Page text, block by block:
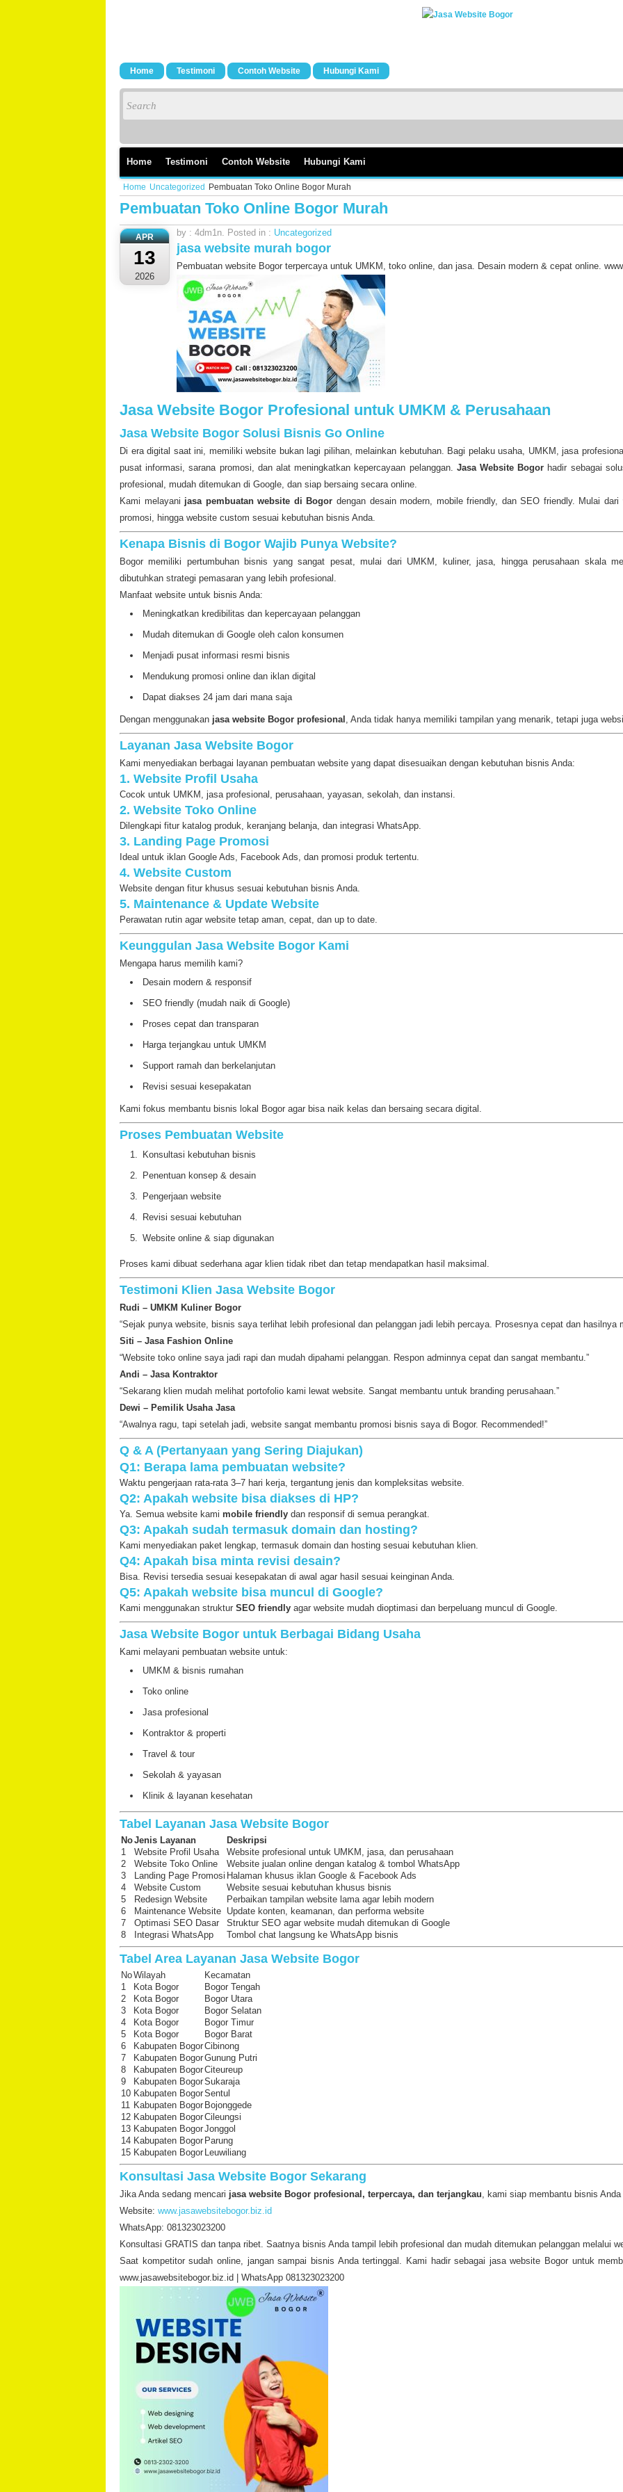
Home Testimoni Contoh Website Hubungi Kami
Home Testimoni Contoh Website Hubungi Kami
Home Uncategorized Pembuatan Toko Online Bogor Murah
Pembuatan Toko Online Bogor Murah
APR
13
2026
by : 4dm1n. Posted in : Uncategorized
jasa website murah bogor
Pembuatan website Bogor terpercaya untuk UMKM, toko online, dan jasa. Desain modern & cepat online.
Jasa Website Bogor Profesional untuk UMKM & Perusahaan
Jasa Website Bogor Solusi Bisnis Go Online
Di era digital saat ini, memiliki website bukan lagi pilihan, melainkan kebutuhan. Bagi pelaku usaha, UMKM, jasa
pusat informasi, sarana promosi, dan alat meningkatkan kepercayaan pelanggan. Jasa Website Bogor hadir sebagai
profesional, mudah ditemukan di Google, dan siap bersaing secara online.
Kami melayani jasa pembuatan website di Bogor dengan desain modern, mobile friendly, dan SEO friendly. Mulai
promosi, hingga website custom sesuai kebutuhan bisnis Anda.
Kenapa Bisnis di Bogor Wajib Punya Website?
Bogor memiliki pertumbuhan bisnis yang sangat pesat, mulai dari UMKM, kuliner, jasa, hingga perusahaan skala
dibutuhkan strategi pemasaran yang lebih profesional.
Manfaat website untuk bisnis Anda:
Meningkatkan kredibilitas dan kepercayaan pelanggan
Mudah ditemukan di Google oleh calon konsumen
Menjadi pusat informasi resmi bisnis
Mendukung promosi online dan iklan digital
Dapat diakses 24 jam dari mana saja
Dengan menggunakan jasa website Bogor profesional , Anda tidak hanya memiliki tampilan yang menarik, tetapi juga
Layanan Jasa Website Bogor
Kami menyediakan berbagai layanan pembuatan website yang dapat disesuaikan dengan kebutuhan bisnis Anda:
1. Website Profil Usaha
Cocok untuk UMKM, jasa profesional, perusahaan, yayasan, sekolah, dan instansi.
2. Website Toko Online
Dilengkapi fitur katalog produk, keranjang belanja, dan integrasi WhatsApp.
3. Landing Page Promosi
Ideal untuk iklan Google Ads, Facebook Ads, dan promosi produk tertentu.
4. Website Custom
Website dengan fitur khusus sesuai kebutuhan bisnis Anda.
5. Maintenance & Update Website
Perawatan rutin agar website tetap aman, cepat, dan up to date.
Keunggulan Jasa Website Bogor Kami
Mengapa harus memilih kami?
Desain modern & responsif
SEO friendly (mudah naik di Google)
Proses cepat dan transparan
Harga terjangkau untuk UMKM
Support ramah dan berkelanjutan
Revisi sesuai kesepakatan
Kami fokus membantu bisnis lokal Bogor agar bisa naik kelas dan bersaing secara digital.
Proses Pembuatan Website
Konsultasi kebutuhan bisnis
Penentuan konsep & desain
Pengerjaan website
Revisi sesuai kebutuhan
Website online & siap digunakan
Proses kami dibuat sederhana agar klien tidak ribet dan tetap mendapatkan hasil maksimal.
Testimoni Klien Jasa Website Bogor
Rudi – UMKM Kuliner Bogor
“Sejak punya website, bisnis saya terlihat lebih profesional dan pelanggan jadi lebih percaya. Prosesnya cepat dan hasilnya
Siti – Jasa Fashion Online
“Website toko online saya jadi rapi dan mudah dipahami pelanggan. Respon adminnya cepat dan sangat membantu.”
Andi – Jasa Kontraktor
“Sekarang klien mudah melihat portofolio kami lewat website. Sangat membantu untuk branding perusahaan.”
Dewi – Pemilik Usaha Jasa
“Awalnya ragu, tapi setelah jadi, website sangat membantu promosi bisnis saya di Bogor. Recommended!”
Q & A (Pertanyaan yang Sering Diajukan)
Q1: Berapa lama pembuatan website?
Waktu pengerjaan rata-rata 3–7 hari kerja, tergantung jenis dan kompleksitas website.
Q2: Apakah website bisa diakses di HP?
Ya. Semua website kami mobile friendly dan responsif di semua perangkat.
Q3: Apakah sudah termasuk domain dan hosting?
Kami menyediakan paket lengkap, termasuk domain dan hosting sesuai kebutuhan klien.
Q4: Apakah bisa minta revisi desain?
Bisa. Revisi tersedia sesuai kesepakatan di awal agar hasil sesuai keinginan Anda.
Q5: Apakah website bisa muncul di Google?
Kami menggunakan struktur SEO friendly agar website mudah dioptimasi dan berpeluang muncul di Google.
Jasa Website Bogor untuk Berbagai Bidang Usaha
Kami melayani pembuatan website untuk:
UMKM & bisnis rumahan
Toko online
Jasa profesional
Kontraktor & properti
Travel & tour
Sekolah & yayasan
Klinik & layanan kesehatan
Tabel Layanan Jasa Website Bogor
NoJenis Layanan
Deskripsi
1
Website Profil Usaha
Website profesional untuk UMKM, jasa, dan perusahaan
2
Website Toko Online
Website jualan online dengan katalog & tombol WhatsApp
3
Landing Page Promosi Halaman khusus iklan Google & Facebook Ads
4
Website Custom
Website sesuai kebutuhan khusus bisnis
5
Redesign Website
Perbaikan tampilan website lama agar lebih modern
6
Maintenance Website Update konten, keamanan, dan performa website
7
Optimasi SEO Dasar
Struktur SEO agar website mudah ditemukan di Google
8
Integrasi WhatsApp Tombol chat langsung ke WhatsApp bisnis
Tabel Area Layanan Jasa Website Bogor
NoWilayah
Kecamatan
1
Kota Bogor
Bogor Tengah
2
Kota Bogor
Bogor Utara
3
Kota Bogor
Bogor Selatan
4
Kota Bogor
Bogor Timur
5
Kota Bogor
Bogor Barat
6
Kabupaten BogorCibinong
7
Kabupaten BogorGunung Putri
8
Kabupaten BogorCiteureup
9
Kabupaten BogorSukaraja
10 Kabupaten BogorSentul
11 Kabupaten Bogor Bojonggede
12 Kabupaten BogorCileungsi
13 Kabupaten BogorJonggol
14 Kabupaten Bogor Parung
15 Kabupaten Bogor Leuwiliang
Konsultasi Jasa Website Bogor Sekarang
Jika Anda sedang mencari jasa website Bogor profesional, terpercaya, dan terjangkau, kami siap membantu bisnis
Website: www.jasawebsitebogor.biz.id
WhatsApp: 081323023200
Konsultasi GRATIS dan tanpa ribet. Saatnya bisnis Anda tampil lebih profesional dan mudah ditemukan pelanggan melalui
Saat kompetitor sudah online, jangan sampai bisnis Anda tertinggal. Kami hadir sebagai jasa website Bogor untuk
www.jasawebsitebogor.biz.id | WhatsApp 081323023200